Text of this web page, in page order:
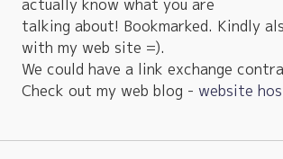
actually know what you are
talking about! Bookmarked. Kindly
with my web site =).
We could have a link exchange
Check out my web blog - website